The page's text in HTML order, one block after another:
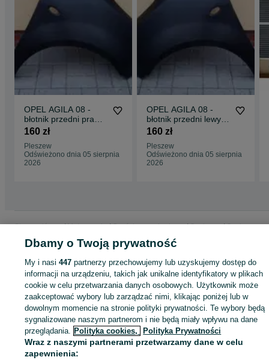
OPEL AGILA 08 -
błotnik przedni prawy
nowy
160 zł
Pleszew
Odświeżono dnia 05 sierpnia
2026
OPEL AGILA 08 -
błotnik przedni lewy
nowy
160 zł
Pleszew
Odświeżono dnia 05 sierpnia
2026
Strona główna Motoryzacja Części samochodowe Osobowe
Osobowe -
Wielkopolskie
Osobowe - Pleszew
KATEGORIA
ID:617652597 Wyświetlenia:
Zadzwoń / SMS Wyślij wiadomość
Dbamy o Twoją prywatność
My i nasi447 partnerzy przechowujemy lub uzyskujemy dostęp do
informacji na urządzeniu, takich jak unikalne identyfikatory w plikach
cookie w celu przetwarzania danych osobowych. Użytkownik może
zaakceptować wybory lub zarządzać nimi, klikając poniżej lub w
dowolnym momencie na stronie polityki prywatności. Te wybory będą
sygnalizowane naszym partnerom i nie będą miały wpływu na dane
przeglądania. Polityka cookies, Polityka Prywatności
Wraz z naszymi partnerami przetwarzamy dane w celu
zapewnienia: